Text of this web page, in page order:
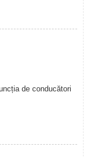
de conducători